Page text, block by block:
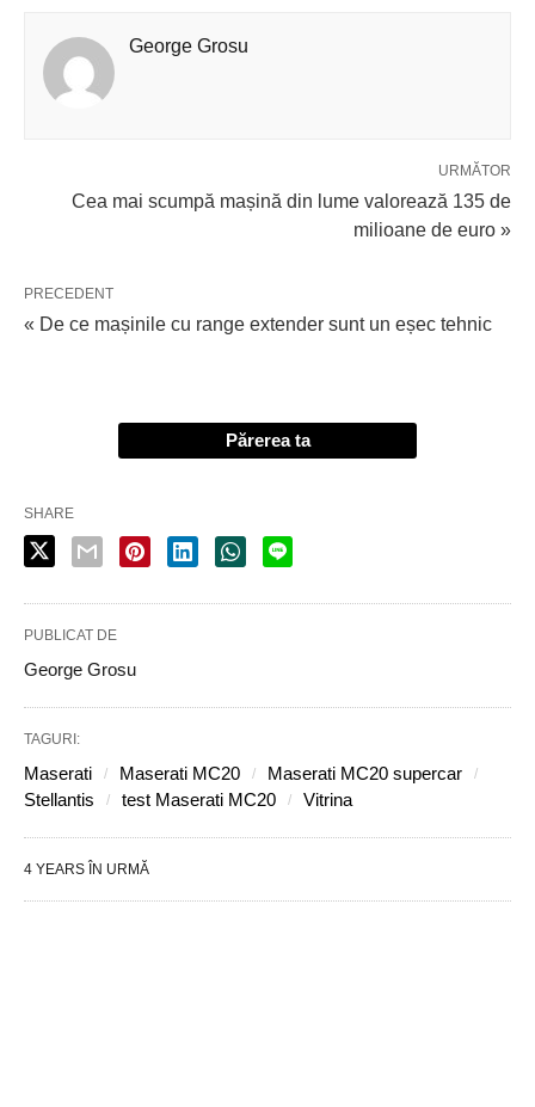
George Grosu
URMĂTOR
Cea mai scumpă mașină din lume valorează 135 de
milioane de euro »
PRECEDENT
« De ce mașinile cu range extender sunt un eșec tehnic
Părerea ta
SHARE
PUBLICAT DE
George Grosu
TAGURI:
Maserati Maserati MC20
Maserati MC20 supercar
Stellantis
test Maserati MC20 Vitrina
4 YEARS ÎN URMĂ